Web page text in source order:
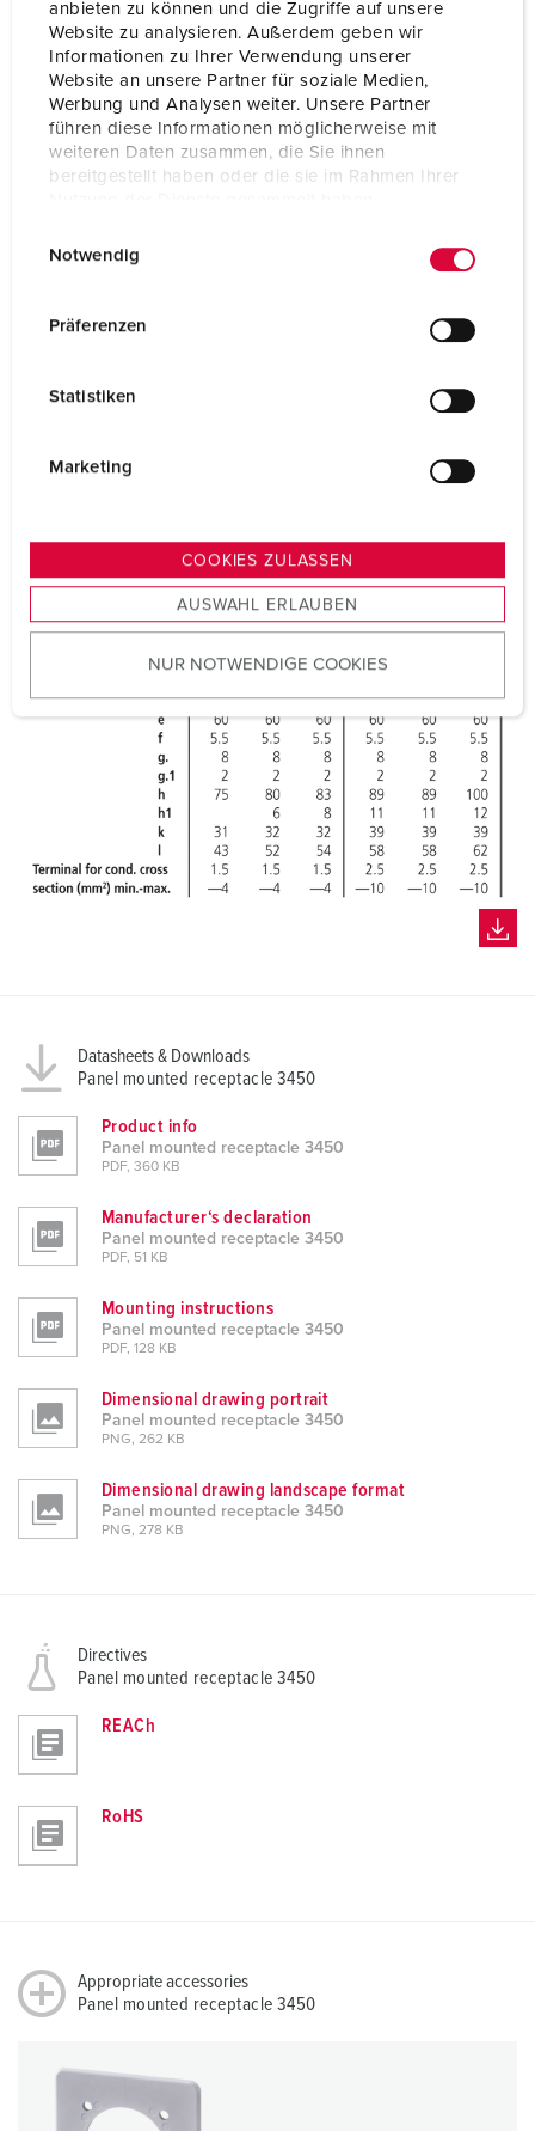
anbieten zu können und die Zugriffe auf unsere
Website zu analysieren. Außerdem geben wir
Informationen zu Ihrer Verwendung unserer
Website an unsere Partner für soziale Medien,
Werbung und Analysen weiter. Unsere Partner
führen diese Informationen möglicherweise mit
weiteren Daten zusammen, die Sie ihnen
bereitgestellt haben oder die sie im Rahmen Ihrer
s
u
w
Notwendig
Präferenzen
Statistiken
Marketing
COOKIES ZULASSEN
AUSWAHL ERLAUBEN
NUR NOTWENDIGE COOKIES
Flange 75x75 mm
Fixing hole 60x60 mm
Weight 227 g
Certifications
VDE
Datasheets & Downloads
Panel mounted receptacle 3450
Product info
Panel mounted receptacle 3450
PDF, 360 KB
Manufacturer‘s declaration
Panel mounted receptacle 3450
PDF, 51 KB
Mounting instructions
Panel mounted receptacle 3450
PDF, 128 KB
Dimensional drawing portrait
Panel mounted receptacle 3450
PNG, 262 KB
Dimensional drawing landscape format
Panel mounted receptacle 3450
PNG, 278 KB
Directives
Panel mounted receptacle 3450
REACh
RoHS
Appropriate accessories
Panel mounted receptacle 3450